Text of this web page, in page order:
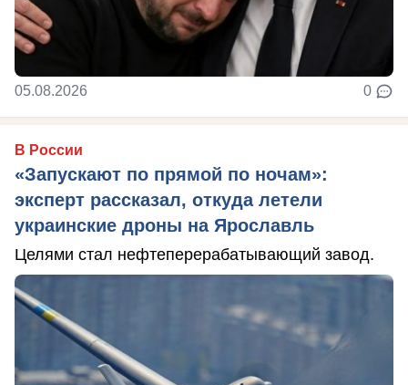
05.08.2026 0
В России
«Запускают по прямой по ночам»:
эксперт рассказал, откуда летели
украинские дроны на Ярославль
Целями стал нефтеперерабатывающий завод.